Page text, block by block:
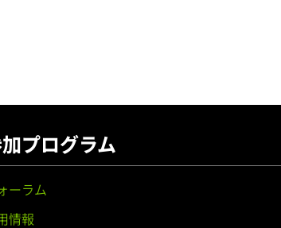
プログラム
ーラム
情報